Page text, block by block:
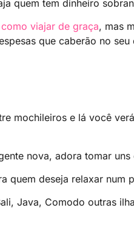
quem tem dinheiro
como viajar de graça, mas
que caberão no seu
mochileiros e lá você
nova, adora tomar
quem deseja relaxar num
Java, Comodo outras